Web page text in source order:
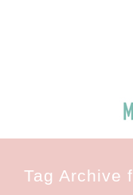
Tag Archive